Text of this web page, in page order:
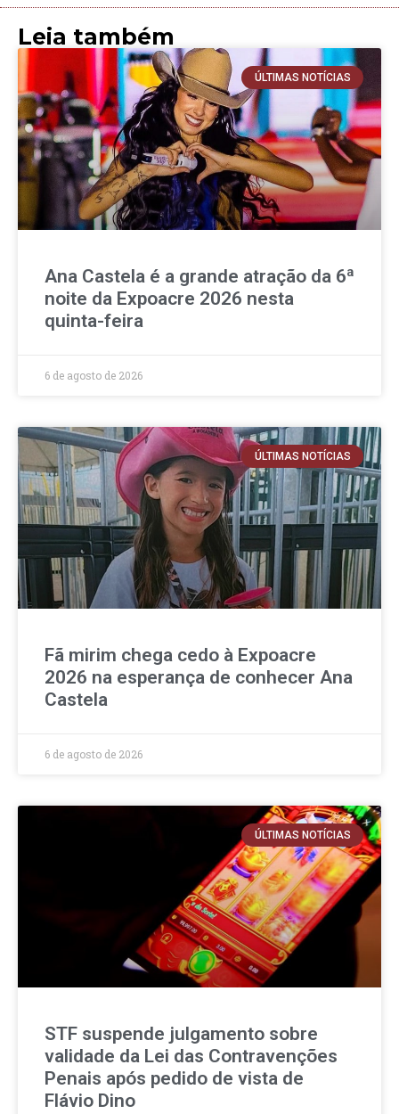
Leia também
ÚLTIMAS NOTÍCIAS
Ana Castela é a grande atração da 6ª
noite da Expoacre 2026 nesta
quinta-feira
6 de agosto de 2026
ÚLTIMAS NOTÍCIAS
Fã mirim chega cedo à Expoacre
2026 na esperança de conhecer Ana
Castela
6 de agosto de 2026
ÚLTIMAS NOTÍCIAS
STF suspende julgamento sobre
validade da Lei das Contravenções
Penais após pedido de vista de
Flávio Dino